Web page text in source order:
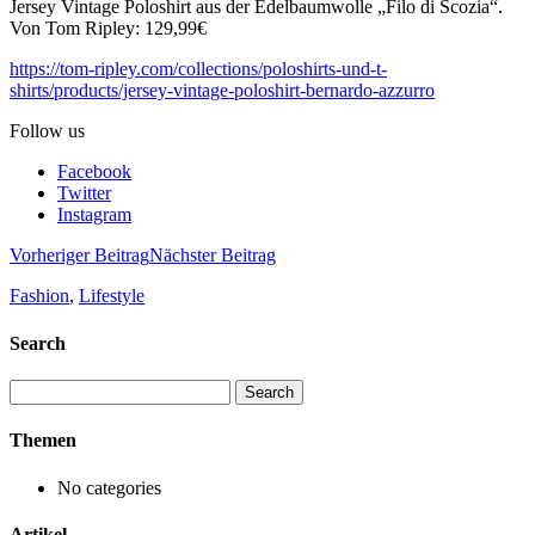
Jersey Vintage Poloshirt aus der Edelbaumwolle „Filo di Scozia“.
Von Tom Ripley: 129,99€
https://tom-ripley.com/collections/poloshirts-und-t-
shirts/products/jersey-vintage-poloshirt-bernardo-azzurro
Follow us
Facebook
Twitter
Instagram
Vorheriger BeitragNächster Beitrag
Fashion, Lifestyle
Search
for:
Themen
No categories